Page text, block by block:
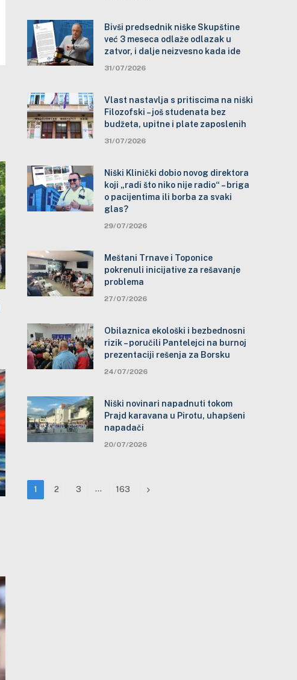
Bivši predsednik niške Skupštine
već 3 meseca odlaže odlazak u
zatvor, i dalje neizvesno kada ide
31/07/2026
Vlast nastavlja s pritiscima na niški
Filozofski – još studenata bez
budžeta, upitne i plate zaposlenih
31/07/2026
Niški Klinički dobio novog direktora
koji „radi što niko nije radio“ – briga
o pacijentima ili borba za svaki
glas?
29/07/2026
Meštani Trnave i Toponice
pokrenuli inicijative za rešavanje
problema
27/07/2026
Obilaznica ekološki i bezbednosni
rizik – poručili Pantelejci na burnoj
prezentaciji rešenja za Borsku
24/07/2026
Niški novinari napadnuti tokom
Prajd karavana u Pirotu, uhapšeni
napadači
20/07/2026
1 2 3 … 163 Next